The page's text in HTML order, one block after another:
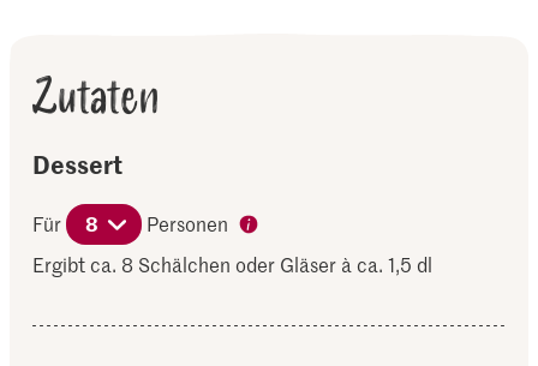
Zutaten
Dessert
Für 8
Personen
Ergibt ca. 8 Schälchen oder Gläser à ca. 1,5 dl